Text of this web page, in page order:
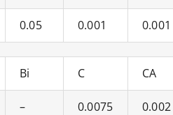
0.05 0.001 0.001
Bi C CA
– 0.0075 0.002